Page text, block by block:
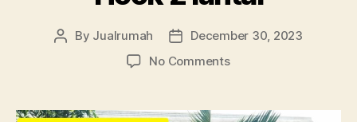
Post
By Jualrumah
Post
date
December 30, 2023
No Commentson
Cinere